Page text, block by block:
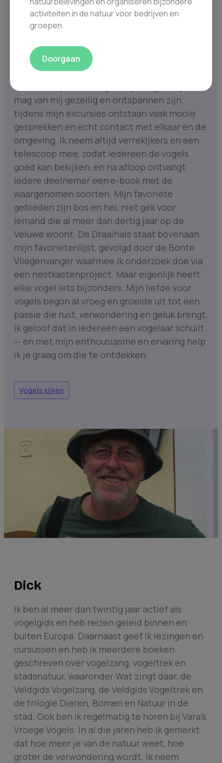
Vogels zijn mijn lust en mijn leven. Het liefst
ben ik met mensen in de natuur om te laten
zien hoe bijzonder vogels zijn. Vogels kijken
mag van mij gezellig en ontspannen zijn;
tijdens mijn excursies ontstaan vaak mooie
gesprekken en echt contact met elkaar en de
omgeving. Ik neem altijd verrekijkers en een
telescoop mee, zodat iedereen de vogels
goed kan bekijken, en na afloop ontvangt
iedere deelnemer een e-book met de
waargenomen soorten. Mijn favoriete
gebieden zijn bos en hei, niet gek voor
iemand die al meer dan dertig jaar op de
Veluwe woont. De Draaihals staat bovenaan
mijn favorietenlijst, gevolgd door de Bonte
Vliegenvanger waarmee ik onderzoek doe via
een nestkastenproject. Maar eigenlijk heeft
elke vogel iets bijzonders. Mijn liefde voor
vogels begon al vroeg en groeide uit tot een
passie die rust, verwondering en geluk brengt.
Ik geloof dat in iedereen een vogelaar schuilt
— en met mijn enthousiasme en ervaring help
ik je graag om die te ontdekken.
Vogels kijken
Dick
Ik ben al meer dan twintig jaar actief als
vogelgids en heb reizen geleid binnen en
buiten Europa. Daarnaast geef ik lezingen en
cursussen en heb ik meerdere boeken
geschreven over vogelzang, vogeltrek en
stadsnatuur, waaronder Wat zingt daar, de
Veldgids Vogelzang, de Veldgids Vogeltrek en
de trilogie Dieren, Bomen en Natuur in de
stad. Ook ben ik regelmatig te horen bij Vara’s
Vroege Vogels. In al die jaren heb ik gemerkt
dat hoe meer je van de natuur weet, hoe
groter de verwondering wordt. Ik neem
activiteiten in de natuur voor bedrijven en
groepen.
Doorgaan